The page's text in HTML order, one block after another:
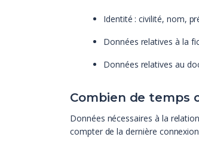
Identité : civilité, nom,
Données relatives à la
Données relatives au
Combien de temps
Données nécessaires à la
compter de la dernière